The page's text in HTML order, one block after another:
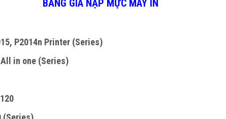
BẢNG GIÁ NẠP MỰC MÁY IN
P2014n Printer (Series)
in one (Series)